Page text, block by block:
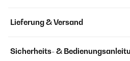
Lieferung & Versand
Sicherheits- &